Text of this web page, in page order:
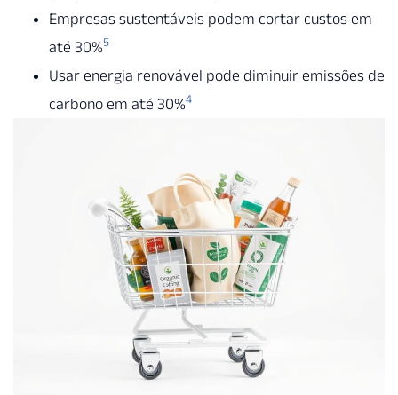
Empresas sustentáveis podem cortar custos em
até 30%5
Usar energia renovável pode diminuir emissões de
carbono em até 30%4